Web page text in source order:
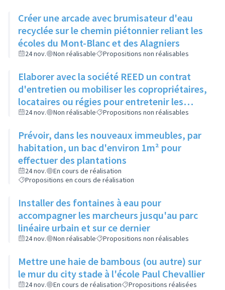
Créer une arcade avec brumisateur d'eau
recyclée sur le chemin piétonnier reliant les
écoles du Mont-Blanc et des Alagniers
24 nov. Non réalisable Propositions non réalisables
Elaborer avec la société REED un contrat
d'entretien ou mobiliser les copropriétaires,
locataires ou régies pour entretenir les
espaces verts entre bâtiments
24 nov. Non réalisable Propositions non réalisables
Prévoir, dans les nouveaux immeubles, par
habitation, un bac d'environ 1m² pour
effectuer des plantations
24 nov.
En cours de réalisation
Propositions en cours de réalisation
Installer des fontaines à eau pour
accompagner les marcheurs jusqu'au parc
linéaire urbain et sur ce dernier
24 nov. Non réalisable Propositions non réalisables
Mettre une haie de bambous (ou autre) sur
le mur du city stade à l'école Paul Chevallier
24 nov. En cours de réalisation Propositions réalisées